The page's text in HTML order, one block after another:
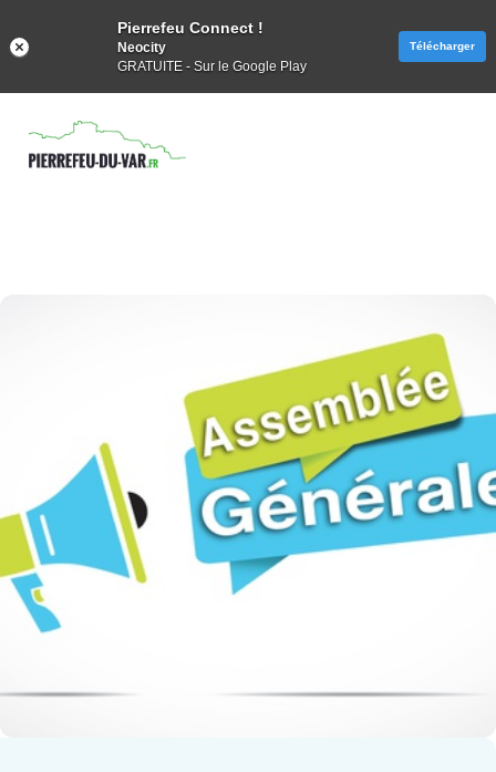
Pierrefeu Connect !
Neocity
GRATUITE - Sur le Google Play
Télécharger